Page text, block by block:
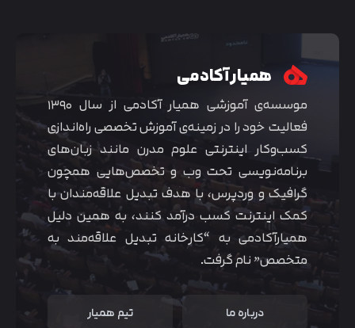
همیار آکادمی
موسسه‌ی آموزشی همیار آکادمی از سال ۱۳۹۰
فعالیت خود را در زمینه‌ی آموزش تخصصی راه‌اندازی
کسب‌و‌کار اینترنتی علوم مدرن مانند زبان‌های
برنامه‌نویسی تحت وب و تخصص‌هایی همچون
گرافیک و وردپرس، با هدف تبدیل علاقه‌مندان با
کمک اینترنت کسب درآمد کنند، به همین دلیل
همیارآکادمی به “کارخانه تبدیل علاقه‌مند به
متخصص” نام گرفت.
درباره ما تیم همیار
متوجه شدم